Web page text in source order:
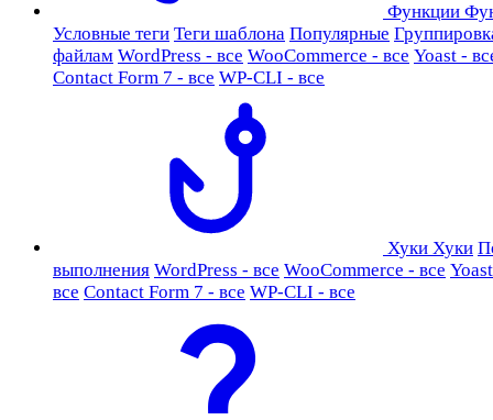
Функции
Условные теги Теги шаблона Популярные
файлам WordPress - все WooCommerce - все Yoast -
Contact Form 7 - все WP-CLI - все
Хуки Хуки
выполнения WordPress - все WooCommerce - все
все Contact Form 7 - все WP-CLI - все